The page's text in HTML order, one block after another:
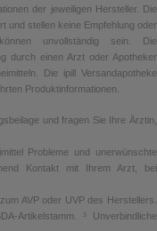
der jeweiligen Hersteller. Die
und stellen keine Empfehlung oder
unvollständig sein. Die
durch einen Arzt oder Apotheker
Die ipill Versandapotheke
Produktinformationen.
und fragen Sie Ihre Ärztin,
Probleme und unerwünschte
Kontakt mit Ihrem Arzt, bei
AVP oder UVP des Herstellers.
Artikelstamm. ³ Unverbindliche